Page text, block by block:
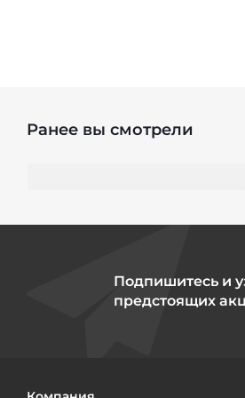
Ранее вы смотрели
Подпишитесь и
предстоящих